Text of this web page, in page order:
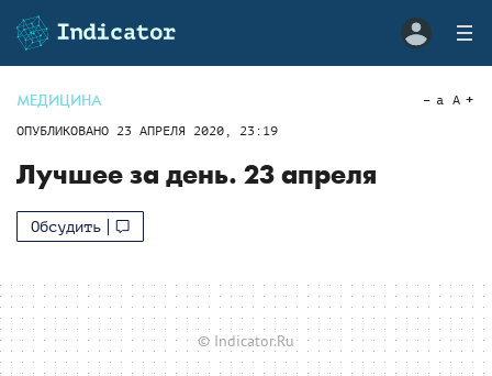
МЕДИЦИНА
ОПУБЛИКОВАНО 23 АПРЕЛЯ 2020, 23:19
a A
Лучшее за день. 23 апреля
Обсудить
© Indicator.Ru